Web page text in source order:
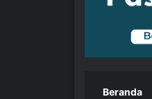
Beranda